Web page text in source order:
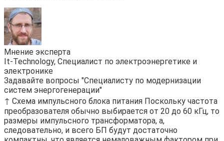
Мнение эксперта
It-Technology, Cпециалист по электроэнергетике и
электронике
Задавайте вопросы "Специалисту по модернизации
систем энергогенерации"
↑ Схема импульсного блока питания Поскольку частота
преобразователя обычно выбирается от 20 до 60 кГц, то
размеры импульсного трансформатора, а,
следовательно, и всего БП будут достаточно